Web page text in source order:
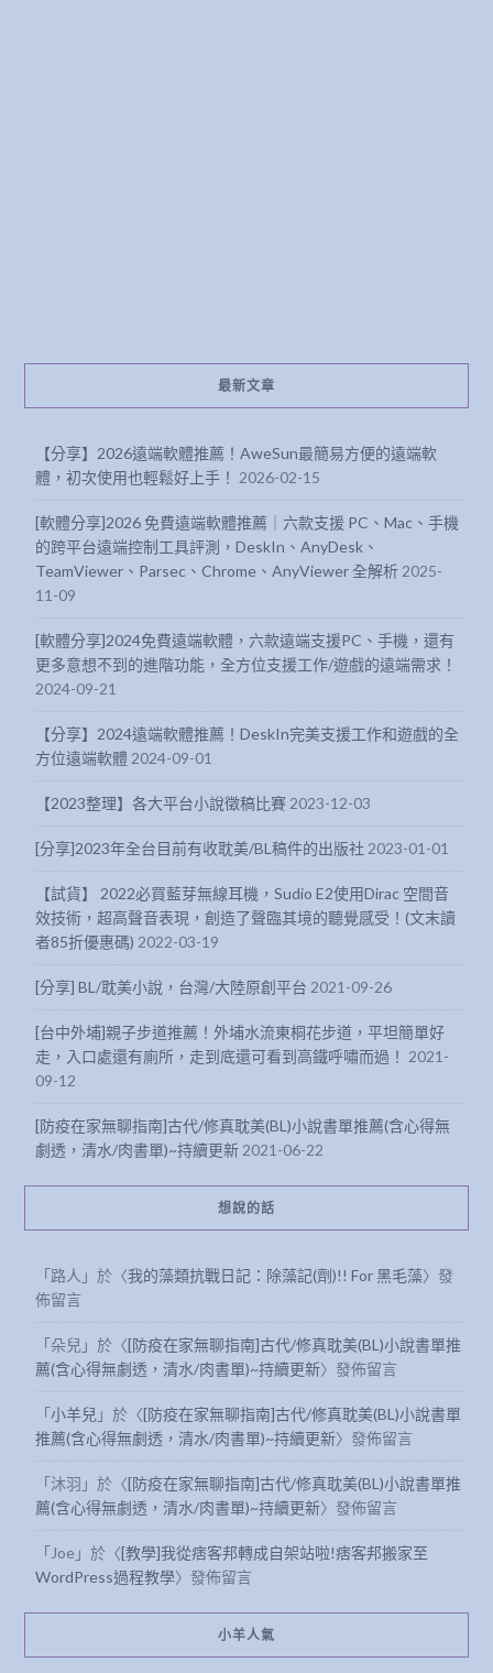
最新文章
【分享】2026遠端軟體推薦！AweSun最簡易方便的遠端軟
體，初次使用也輕鬆好上手！ 2026-02-15
[軟體分享]2026 免費遠端軟體推薦｜六款支援 PC、Mac、手機
的跨平台遠端控制工具評測，DeskIn、AnyDesk、
TeamViewer、Parsec、Chrome、AnyViewer 全解析2025-
11-09
[軟體分享]2024免費遠端軟體，六款遠端支援PC、手機，還有
更多意想不到的進階功能，全方位支援工作/遊戲的遠端需求！
2024-09-21
【分享】2024遠端軟體推薦！DeskIn完美支援工作和遊戲的全
方位遠端軟體 2024-09-01
【2023整理】各大平台小說徵稿比賽2023-12-03
[分享]2023年全台目前有收耽美/BL稿件的出版社 2023-01-01
【試貨】 2022必買藍芽無線耳機，Sudio E2使用Dirac 空間音
效技術，超高聲音表現，創造了聲臨其境的聽覺感受！(文末讀
者85折優惠碼) 2022-03-19
[分享] BL/耽美小說，台灣/大陸原創平台 2021-09-26
[台中外埔]親子步道推薦！外埔水流東桐花步道，平坦簡單好
走，入口處還有廁所，走到底還可看到高鐵呼嘯而過！ 2021-
09-12
[防疫在家無聊指南]古代/修真耽美(BL)小說書單推薦(含心得無
劇透，清水/肉書單)~持續更新2021-06-22
想說的話
「 路人 」於〈我的藻類抗戰日記：除藻記(劑)!! For 黑毛藻〉發
佈留言
「 朵兒 」於〈[防疫在家無聊指南]古代/修真耽美(BL)小說書單推
薦(含心得無劇透，清水/肉書單)~持續更新〉發佈留言
「 小羊兒」於〈[防疫在家無聊指南]古代/修真耽美(BL)小說書單
推薦(含心得無劇透，清水/肉書單)~持續更新〉發佈留言
「 沐羽 」於〈[防疫在家無聊指南]古代/修真耽美(BL)小說書單推
薦(含心得無劇透，清水/肉書單)~持續更新〉發佈留言
「 Joe 」於〈[教學]我從痞客邦轉成自架站啦!痞客邦搬家至
WordPress過程教學〉發佈留言
小羊人氣